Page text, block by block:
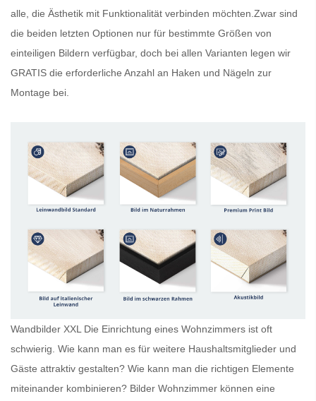
alle, die Ästhetik mit Funktionalität verbinden möchten.Zwar sind
die beiden letzten Optionen nur für bestimmte Größen von
einteiligen Bildern verfügbar, doch bei allen Varianten legen wir
GRATIS die erforderliche Anzahl an Haken und Nägeln zur
Montage bei.
Wandbilder XXL Die Einrichtung eines Wohnzimmers ist oft
schwierig. Wie kann man es für weitere Haushaltsmitglieder und
Gäste attraktiv gestalten? Wie kann man die richtigen Elemente
miteinander kombinieren? Bilder Wohnzimmer können eine